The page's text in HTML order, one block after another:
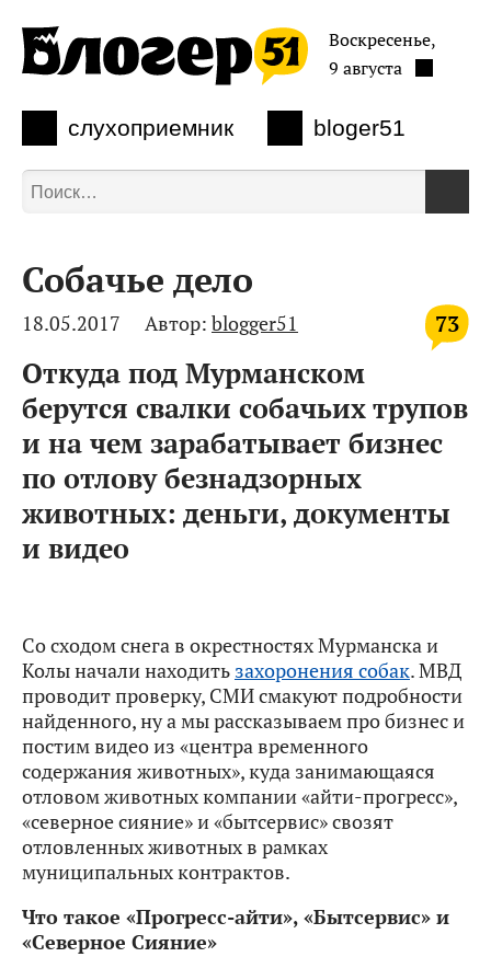
слухоприемник bloger51
Воскресенье,
9 августа
Собачье дело
73
18.05.2017 Автор: blogger51
Откуда под Мурманском
берутся свалки собачьих трупов
и на чем зарабатывает бизнес
по отлову безнадзорных
животных: деньги, документы
и видео
Со сходом снега в окрестностях Мурманска и
Колы начали находить захоронения собак. МВД
проводит проверку, СМИ смакуют подробности
найденного, ну а мы рассказываем про бизнес и
постим видео из «центра временного
содержания животных», куда занимающаяся
отловом животных компании «айти-прогресс»,
«северное сияние» и «бытсервис» свозят
отловленных животных в рамках
муниципальных контрактов.
Что такое «Прогресс-айти», «Бытсервис» и
«Северное Сияние»